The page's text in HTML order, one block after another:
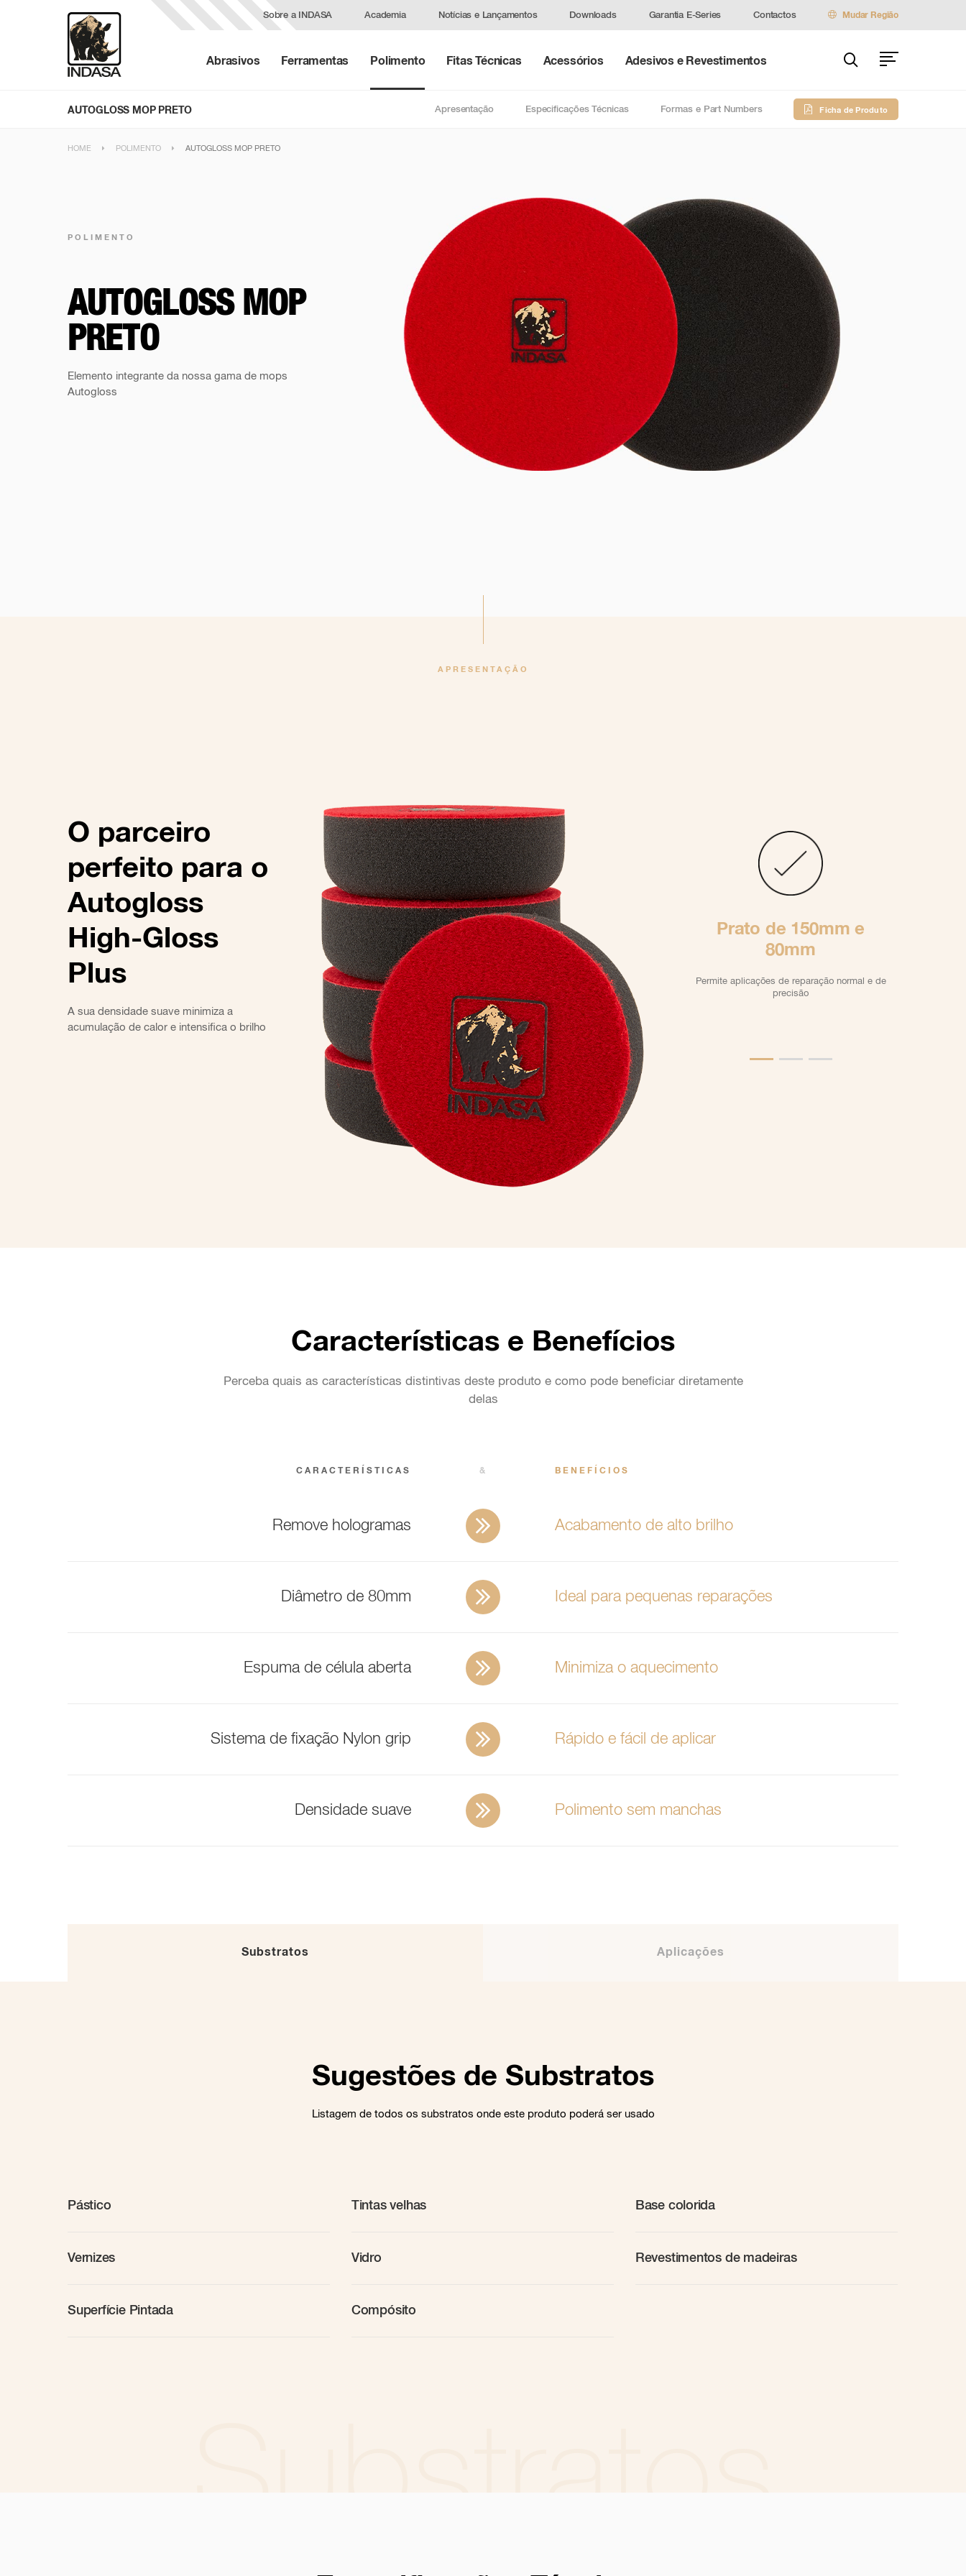
Sobre a INDASA Academia Notícias e Lançamentos Downloads Garantia E-Series Contactos Mudar Região
Abrasivos Ferramentas Polimento Fitas Técnicas Acessórios Adesivos e Revestimentos
AUTOGLOSS MOP PRETO Apresentação Especificações Técnicas Formas e Part Numbers Ficha de Produto
HOME POLIMENTO AUTOGLOSS MOP PRETO
POLIMENTO
AUTOGLOSS MOP
PRETO
Elemento integrante da nossa gama de mops
Autogloss
APRESENTAÇÃO
O parceiro
perfeito para o
Autogloss
High-Gloss
Plus
A sua densidade suave minimiza a
acumulação de calor e intensifica o brilho
Prato de 150mm e
80mm
Permite aplicações de reparação normal e de
precisão
Características e Benefícios
Perceba quais as características distintivas deste produto e como pode beneficiar diretamente
delas
CARACTERÍSTICAS & BENEFÍCIOS
Remove hologramas Acabamento de alto brilho
Diâmetro de 80mm Ideal para pequenas reparações
Espuma de célula aberta Minimiza o aquecimento
Sistema de fixação Nylon grip Rápido e fácil de aplicar
Densidade suave Polimento sem manchas
Substratos Aplicações
Sugestões de Substratos
Listagem de todos os substratos onde este produto poderá ser usado
Pástico Tintas velhas Base colorida
Vernizes Vidro Revestimentos de madeiras
Superfície Pintada Compósito
Substratos